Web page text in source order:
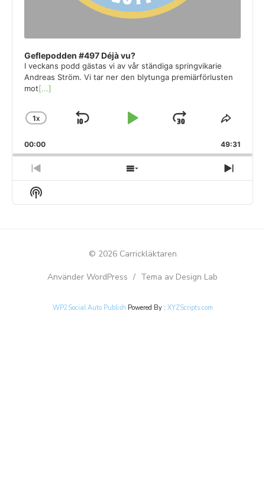
Geflepodden #497 Déjà vu?
I veckans podd gästas vi av vår ständiga springvikarie
Andreas Ström. Vi tar ner den blytunga premiärförlusten
mot[...]
CHANGE
RATE
1X
SKIP
PLAY JUMP
FORWARD
SHARE
00:00 49:31
PREVIOUS
EPISODE
SHOW
EPISODES
NEXT
Show
Podcast
© 2026 Carrickläktaren
Använder WordPress / Tema av Design Lab
WP2Social Auto Publish Powered By : XYZScripts.com